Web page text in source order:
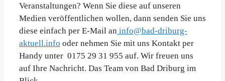
Veranstaltungen? Wenn Sie diese auf unseren
Medien veröffentlichen wollen, dann senden Sie uns
diese einfach per E-Mail an info@bad-driburg-
aktuell.info oder nehmen Sie mit uns Kontakt per
Handy unter 0175 29 31 955 auf. Wir freuen uns
auf Ihre Nachricht. Das Team von Bad Driburg im